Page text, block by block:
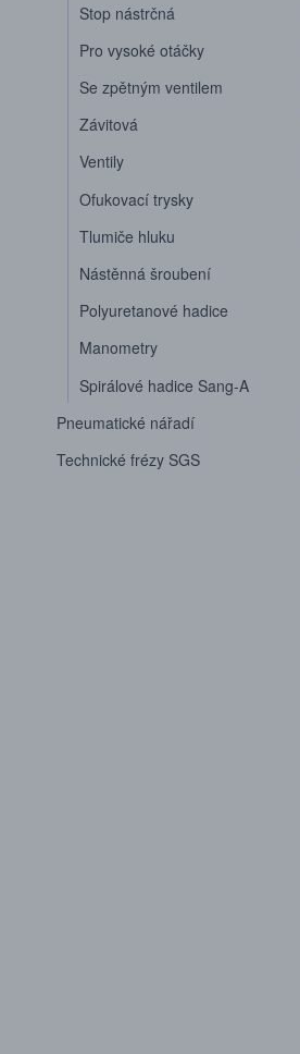
Stop nástrčná
Pro vysoké otáčky
Se zpětným ventilem
Závitová
Ventily
Ofukovací trysky
Tlumiče hluku
Nástěnná šroubení
Polyuretanové hadice
Manometry
Spirálové hadice Sang-A
Pneumatické nářadí
Technické frézy SGS